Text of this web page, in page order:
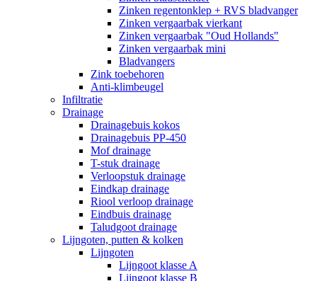
Zinken regentonklep + RVS bladvanger
Zinken vergaarbak vierkant
Zinken vergaarbak "Oud Hollands"
Zinken vergaarbak mini
Bladvangers
Zink toebehoren
Anti-klimbeugel
Infiltratie
Drainage
Drainagebuis kokos
Drainagebuis PP-450
Mof drainage
T-stuk drainage
Verloopstuk drainage
Eindkap drainage
Riool verloop drainage
Eindbuis drainage
Taludgoot drainage
Lijngoten, putten & kolken
Lijngoten
Lijngoot klasse A
Lijngoot klasse B